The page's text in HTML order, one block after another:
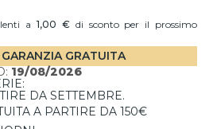
a1,00 €di sconto per il prossimo
GRATUITA
19/08/2026
DA SETTEMBRE.
A PARTIRE DA 150€